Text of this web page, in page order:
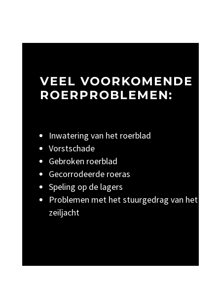
VEEL VOORKOMENDE
ROERPROBLEMEN:
Inwatering van het roerblad
Vorstschade
Gebroken roerblad
Gecorrodeerde roeras
Speling op de lagers
Problemen met het stuurgedrag van het
zeiljacht